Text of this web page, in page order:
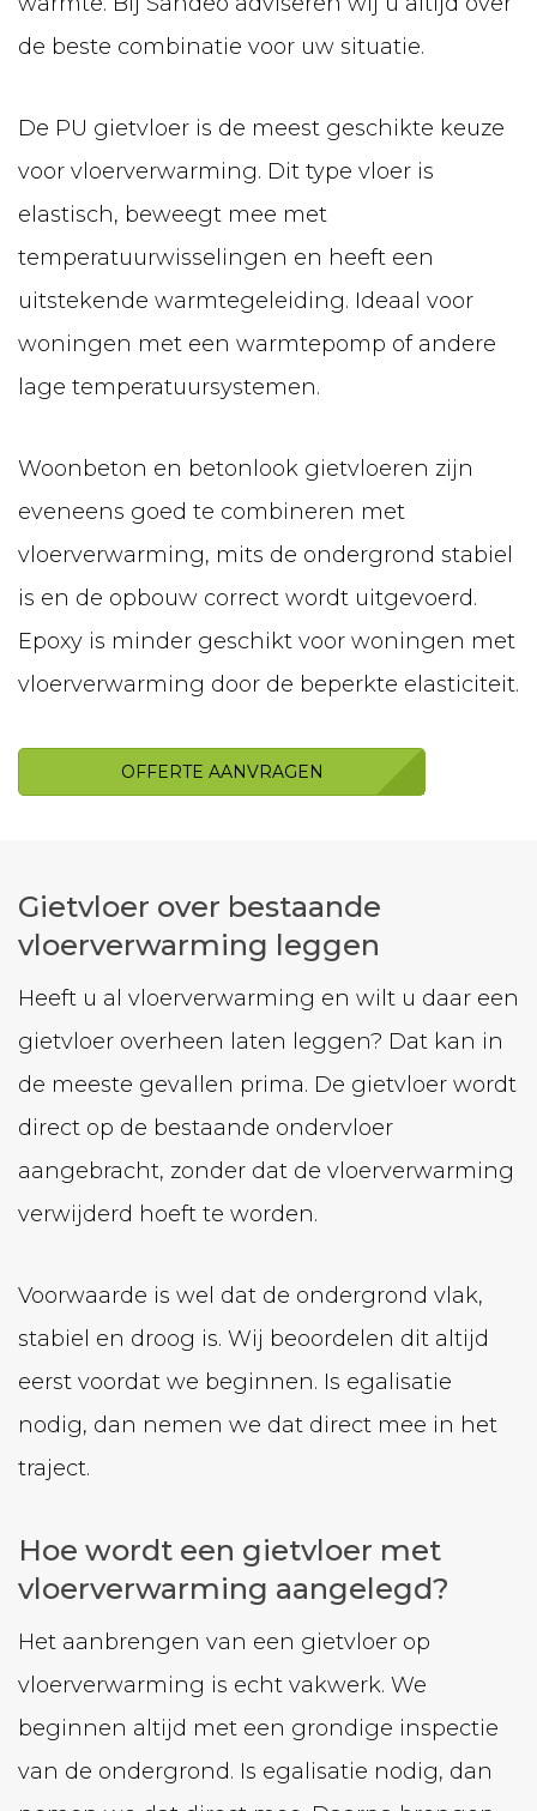
de beste combinatie voor uw situatie.
De PU gietvloer is de meest geschikte keuze
voor vloerverwarming. Dit type vloer is
elastisch, beweegt mee met
temperatuurwisselingen en heeft een
uitstekende warmtegeleiding. Ideaal voor
woningen met een warmtepomp of andere
lage temperatuursystemen.
Woonbeton en betonlook gietvloeren zijn
eveneens goed te combineren met
vloerverwarming, mits de ondergrond stabiel
is en de opbouw correct wordt uitgevoerd.
Epoxy is minder geschikt voor woningen met
vloerverwarming door de beperkte elasticiteit.
OFFERTE AANVRAGEN
Gietvloer over bestaande
vloerverwarming leggen
Heeft u al vloerverwarming en wilt u daar een
gietvloer overheen laten leggen? Dat kan in
de meeste gevallen prima. De gietvloer wordt
direct op de bestaande ondervloer
aangebracht, zonder dat de vloerverwarming
verwijderd hoeft te worden.
Voorwaarde is wel dat de ondergrond vlak,
stabiel en droog is. Wij beoordelen dit altijd
eerst voordat we beginnen. Is egalisatie
nodig, dan nemen we dat direct mee in het
traject.
Hoe wordt een gietvloer met
vloerverwarming aangelegd?
Het aanbrengen van een gietvloer op
vloerverwarming is echt vakwerk. We
beginnen altijd met een grondige inspectie
van de ondergrond. Is egalisatie nodig, dan